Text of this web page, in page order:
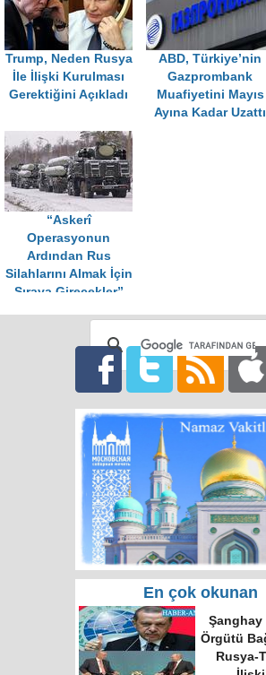
Trump, Neden Rusya
İle İlişki Kurulması
Gerektiğini Açıkladı
ABD, Türkiye’nin
Gazprombank
Muafiyetini Mayıs
Ayına Kadar Uzattı
“Askerî
Operasyonun
Ardından Rus
Silahlarını Almak İçin
Sıraya Girecekler”
En çok okunan
Rusya'da hatalı celp
için itiraz e-devlet
(gosuslugi)
üzerinden